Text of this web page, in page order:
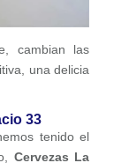
cambian las
una delicia
33
tenido el
Cervezas La